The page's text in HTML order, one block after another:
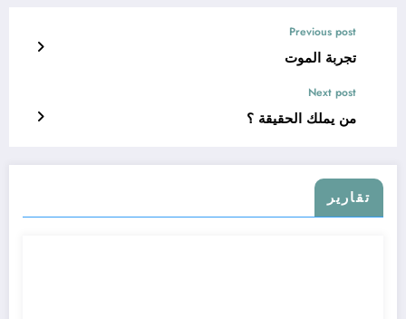
Previous post
تجربة الموت
Next post
من يملك الحقيقة ؟
تقارير